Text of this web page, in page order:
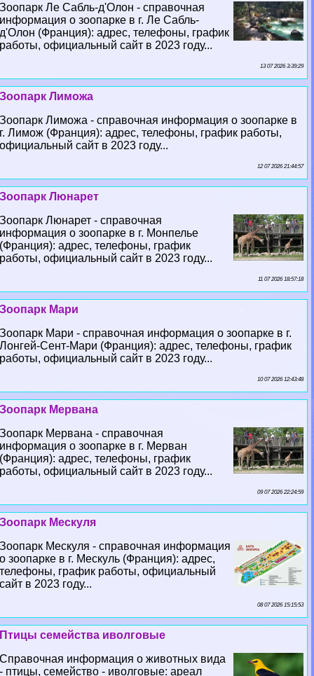
Зоопарк Ле Сабль-д'Олон - справочная
информация о зоопарке в г. Ле Сабль-
д'Олон (Франция): адрес, телефоны, график
работы, официальный сайт в 2023 году...
13 07 2026 3:39:29
Зоопарк Лиможа
Зоопарк Лиможа - справочная информация о зоопарке в
г. Лимож (Франция): адрес, телефоны, график работы,
официальный сайт в 2023 году...
12 07 2026 21:44:57
Зоопарк Люнарет
Зоопарк Люнарет - справочная
информация о зоопарке в г. Монпелье
(Франция): адрес, телефоны, график
работы, официальный сайт в 2023 году...
11 07 2026 18:57:18
Зоопарк Мари
Зоопарк Мари - справочная информация о зоопарке в г.
Лонгeй-Сент-Мари (Франция): адрес, телефоны, график
работы, официальный сайт в 2023 году...
10 07 2026 12:43:48
Зоопарк Мервана
Зоопарк Мервана - справочная
информация о зоопарке в г. Мерван
(Франция): адрес, телефоны, график
работы, официальный сайт в 2023 году...
09 07 2026 22:24:59
Зоопарк Мескуля
Зоопарк Мескуля - справочная информация
о зоопарке в г. Мескуль (Франция): адрес,
телефоны, график работы, официальный
сайт в 2023 году...
08 07 2026 15:15:53
Птицы семейства иволговые
Справочная информация о животных вида
- птицы, семейство - иволговые: ареал